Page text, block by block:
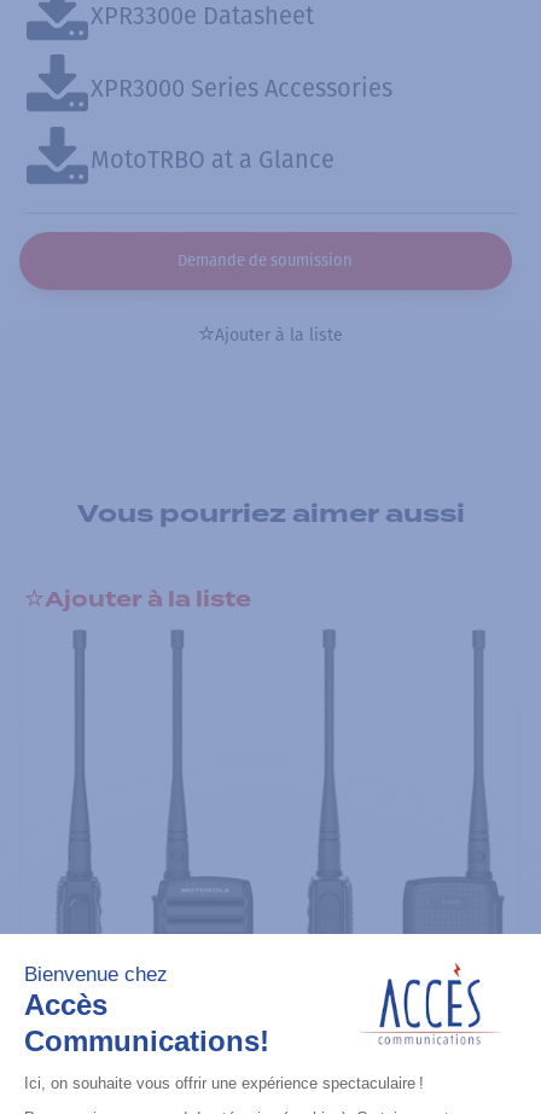
XPR3300e Datasheet
XPR3000 Series Accessories
MotoTRBO at a Glance
Demande de soumission
Ajouter à la liste
Vous pourriez aimer aussi
Ajouter à la liste